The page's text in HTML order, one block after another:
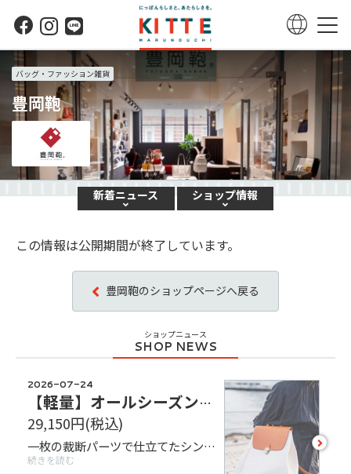
バッグ・ファッション雑貨
豊岡鞄
新着ニュース ショップ情報
この情報は公開期間が終了しています。
豊岡鞄のショップページへ戻る
ショップニュース
2026-07-24
【軽量】オールシーズン活躍するシンプルリュック
29,150円(税込)
一枚の裁断パーツで仕立てたシンプル構造。 縫製箇所が少ないため、縫い目のほどけが起こりにくく、長く安心してお使いいただけます。 また、なで肩の方や肩ベルトがずり落ちやすい方にも配慮し、擦れにくい背負いベルトを採用。 背負った際の軽さやフィット感を、ぜひ店頭でお確かめください。 ・カラー（4色展開）：キナリ・カーキ・ネイビー・ネイビー×ネイビー ・サイズ（㎜）W：305 × H：380 × D:140 ・重さ約780g
続きを読む
see
more